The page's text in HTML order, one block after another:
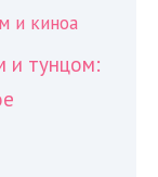
и киноа
и тунцом: